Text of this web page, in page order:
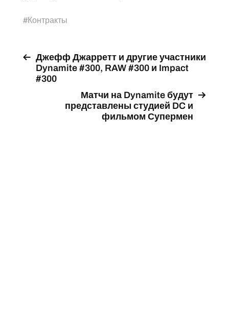
#Контракты
Джефф Джарретт и другие участники
Dynamite #300, RAW #300 и Impact
#300
Матчи на Dynamite будут
представлены студией DC и
фильмом Супермен